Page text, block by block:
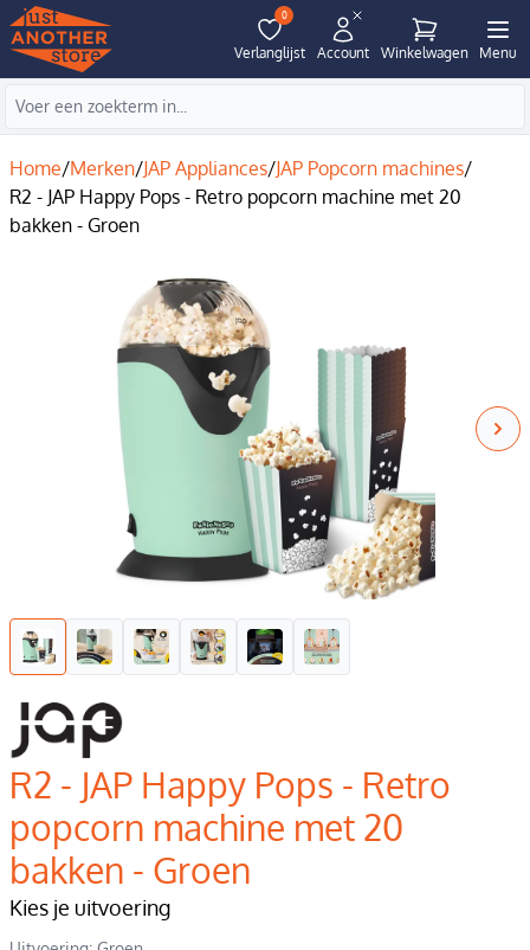
0
Verlanglijst Account Winkelwagen Menu
Home/Merken/JAP Appliances/JAP Popcorn machines/
R2 - JAP Happy Pops - Retro popcorn machine met 20
bakken - Groen
R2 - JAP Happy Pops - Retro
popcorn machine met 20
bakken - Groen
Kies je uitvoering